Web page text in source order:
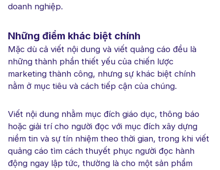
doanh nghiệp.
Những điểm khác biệt chính
Mặc dù cả viết nội dung và viết quảng cáo đều là
những thành phần thiết yếu của chiến lược
marketing thành công, nhưng sự khác biệt chính
nằm ở mục tiêu và cách tiếp cận của chúng.
Viết nội dung nhằm mục đích giáo dục, thông báo
hoặc giải trí cho người đọc với mục đích xây dựng
niềm tin và sự tín nhiệm theo thời gian, trong khi viết
quảng cáo tìm cách thuyết phục người đọc hành
động ngay lập tức, thường là cho một sản phẩm